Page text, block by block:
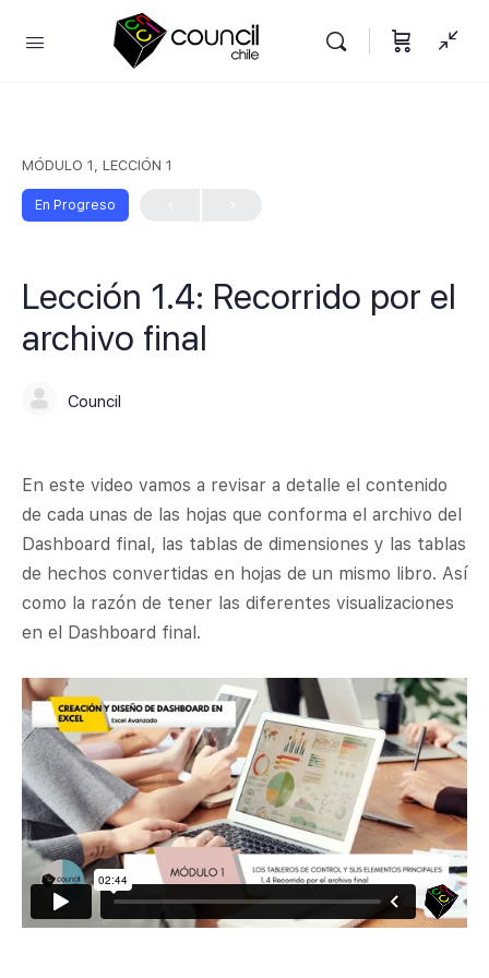
MÓDULO 1, LECCIÓN 1
En Progreso
Lección 1.4: Recorrido por el
archivo final
Council
En este video vamos a revisar a detalle el contenido
de cada unas de las hojas que conforma el archivo del
Dashboard final, las tablas de dimensiones y las tablas
de hechos convertidas en hojas de un mismo libro. Así
como la razón de tener las diferentes visualizaciones
en el Dashboard final.